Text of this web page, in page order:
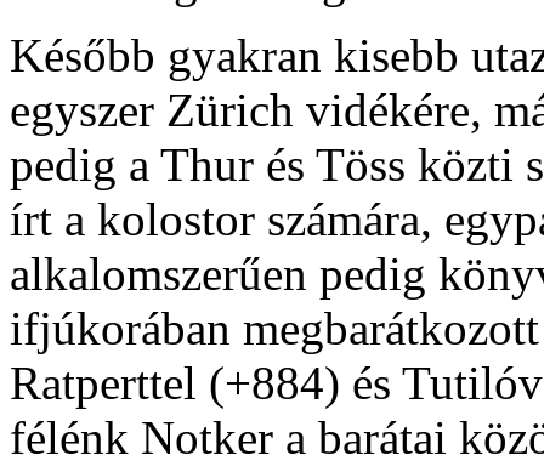
Később gyakran kisebb
egyszer Zürich vidékére,
pedig a Thur és Töss közti
írt a kolostor számára,
alkalomszerűen pedig
ifjúkorában
Ratperttel (+884) és
félénk Notker a barátai